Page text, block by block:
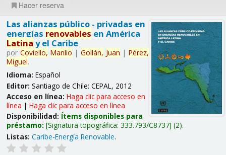
Hacer reserva
Las alianzas público - privadas en
energías renovables en América
Latina y el Caribe
por Coviello, Manlio | Gollán, Juan | Pérez,
Miguel.
Idioma: Español
Editor: Santiago de Chile: CEPAL, 2012
Acceso en línea: Haga clic para acceso en
línea | Haga clic para acceso en línea
Disponibilidad: Ítems disponibles para
préstamo: Signatura topográfica: 333.793/C8737 (2).
Listas: Caribe-Energía Renovable.